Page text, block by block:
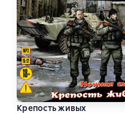
Крепость живых